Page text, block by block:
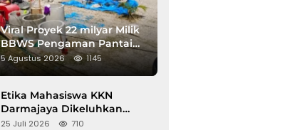
Viral Proyek 22 milyar Milik
BBWS Pengaman Pantai
Pesisir Barat Diduga
Gunakan Besi Banci
5 Agustus 2026 1145
Etika Mahasiswa KKN
Darmajaya Dikeluhkan
Kepala Pekon Sinar Jawa
25 Juli 2026 710